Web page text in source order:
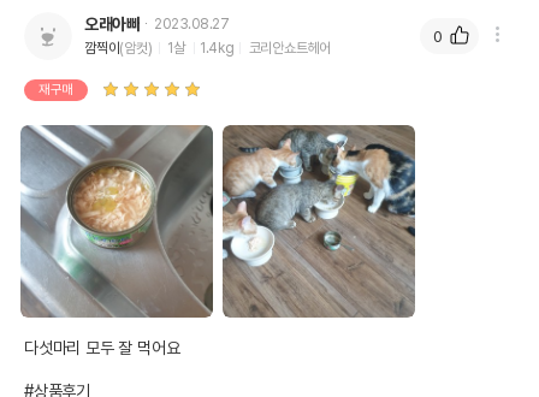
오래아빠
2023.08.27
깜찍이 (암컷) 1살 1.4kg 코리안쇼트헤어
재구매
다섯마리 모두 잘 먹어요
#상품후기
0